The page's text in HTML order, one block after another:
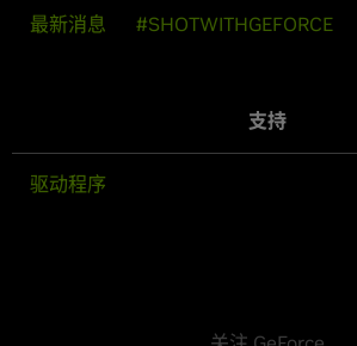
最新消息 #SHOTWITHGEFORCE
支持
驱动程序